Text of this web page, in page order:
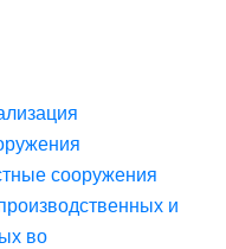
сооружения
и
во